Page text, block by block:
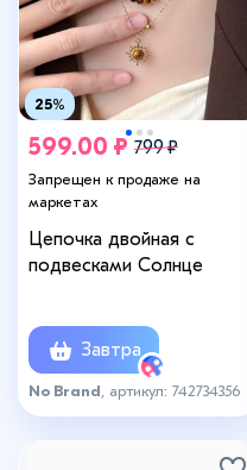
25%
599.00 ₽ 799 ₽
Запрещен к продаже на
маркетах
Цепочка двойная с
подвесками Солнце
Завтра
No Brand , артикул: 742734356